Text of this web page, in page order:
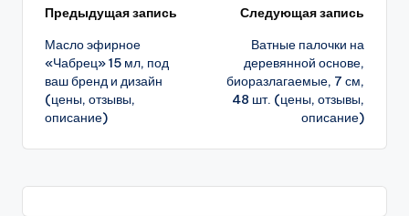
Навигация
записи
Предыдущая запись
Масло эфирное
«Чабрец» 15 мл, под
ваш бренд и дизайн
(цены, отзывы,
описание)
Следующая запись
Ватные палочки на
деревянной основе,
биоразлагаемые, 7 см,
48 шт. (цены, отзывы,
описание)